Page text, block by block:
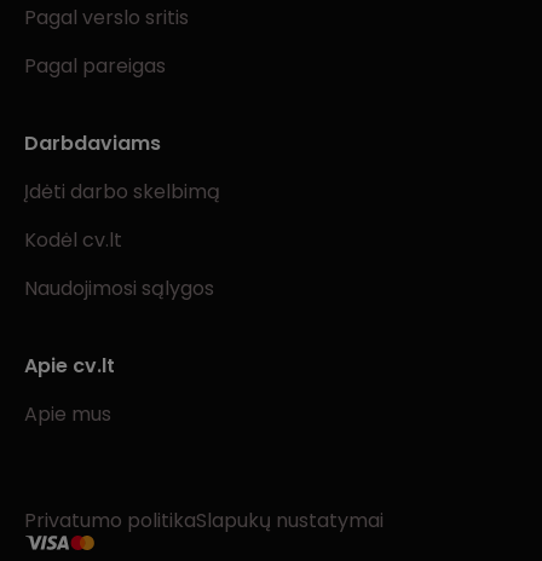
Pagal verslo sritis
Pagal pareigas
Darbdaviams
Įdėti darbo skelbimą
Kodėl cv.lt
Naudojimosi sąlygos
Apie cv.lt
Apie mus
Privatumo politikaSlapukų nustatymai